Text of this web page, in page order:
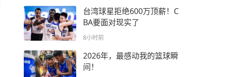
台湾球星拒绝600万顶薪！C
BA要面对现实了
8小时前
2026年，最感动我的篮球瞬
间！